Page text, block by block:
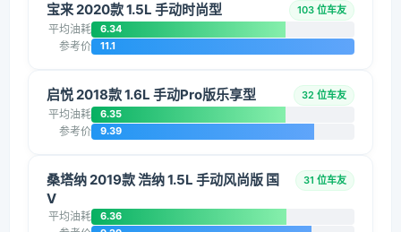
宝来 2020款 1.5L 手动时尚型 103 位车友
平均油耗 6.34
参考价 11.1
启悦 2018款 1.6L 手动Pro版乐享型 32 位车友
平均油耗 6.35
参考价 9.39
桑塔纳 2019款 浩纳 1.5L 手动风尚版 国
V
31 位车友
平均油耗 6.36